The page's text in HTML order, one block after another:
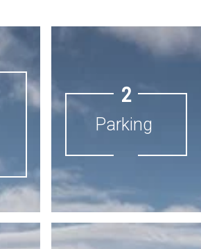
2
Parking
PARKING